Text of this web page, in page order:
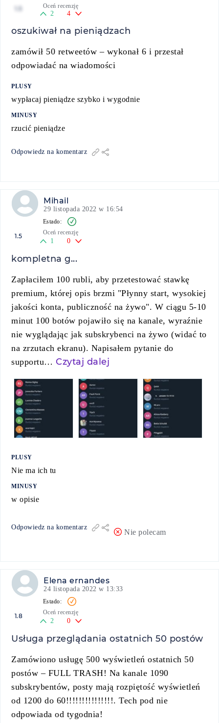
Oceń recenzję
2 4
oszukiwał na pieniądzach
zamówił 50 retweetów – wykonał 6 i przestał
odpowiadać na wiadomości
PLUSY
wypłacaj pieniądze szybko i wygodnie
MINUSY
rzucić pieniądze
Odpowiedz na komentarz
Mihail
29 listopada 2022 w 16:54
1.5 Oceń recenzję
1 0
kompletna g...
Zapłaciłem 100 rubli, aby przetestować stawkę
premium, której opis brzmi "Płynny start, wysokiej
jakości konta, publiczność na żywo". W ciągu 5-10
minut 100 botów pojawiło się na kanale, wyraźnie
nie wyglądając jak subskrybenci na żywo (widać to
na zrzutach ekranu). Napisałem pytanie do
supportu… Czytaj dalej
PLUSY
Nie ma ich tu
MINUSY
w opisie
Odpowiedz na komentarz
Nie polecam
Elena ernandes
24 listopada 2022 w 13:33
1.8 Oceń recenzję
2 0
Usługa przeglądania ostatnich 50 postów
Zamówiono usługę 500 wyświetleń ostatnich 50
postów – FULL TRASH! Na kanale 1090
subskrybentów, posty mają rozpiętość wyświetleń
od 1200 do 60!!!!!!!!!!!!!!!. Tech pod nie
odpowiada od tygodnia!